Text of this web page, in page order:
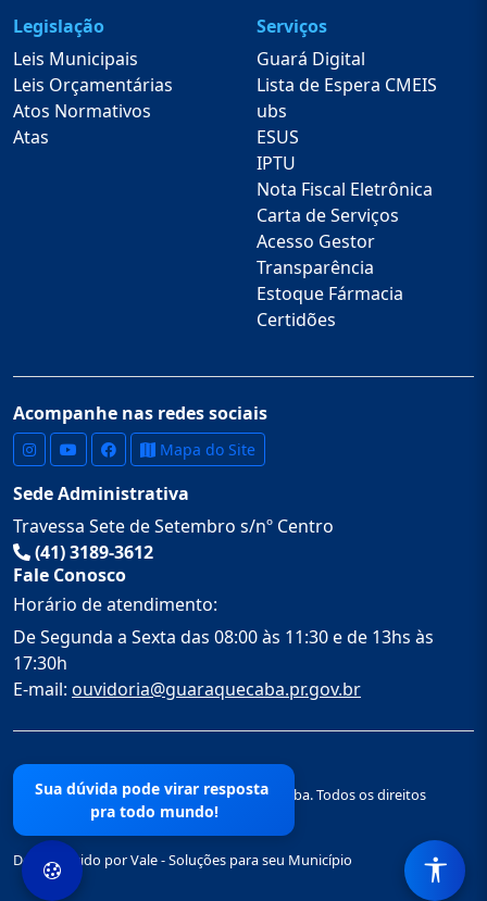
Sua dúvida pode virar resposta
pra todo mundo!
Legislação
Leis Municipais
Leis Orçamentárias
Atos Normativos
Atas
Serviços
Guará Digital
Lista de Espera CMEIS
ubs
ESUS
IPTU
Nota Fiscal Eletrônica
Carta de Serviços
Acesso Gestor
Transparência
Estoque Fármacia
Certidões
Acompanhe nas redes sociais
Mapa do Site
Sede Administrativa
Travessa Sete de Setembro s/nº Centro
(41) 3189-3612
Fale Conosco
Horário de atendimento:
De Segunda a Sexta das 08:00 às 11:30 e de 13hs às
17:30h
E-mail: ouvidoria@guaraquecaba.pr.gov.br
© 2026 Prefeitura Municipal de Guaraqueçaba. Todos os direitos
Desenvolvido por Vale - Soluções para seu Município